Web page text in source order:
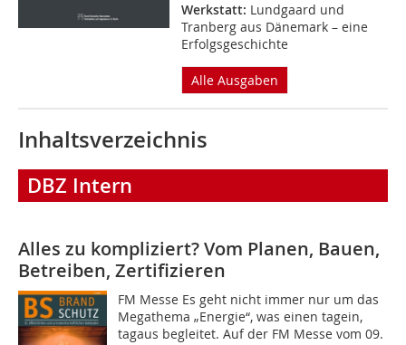
Werkstatt: Lundgaard und
Tranberg aus Dänemark – eine
Erfolgsgeschichte
Alle Ausgaben
Inhaltsverzeichnis
DBZ Intern
Alles zu kompliziert?Vom Planen, Bauen,
Betreiben, Zertifizieren
FM Messe Es geht nicht immer nur um das
Megathema „Energie“, was einen tagein,
tagaus begleitet. Auf der FM Messe vom 09.